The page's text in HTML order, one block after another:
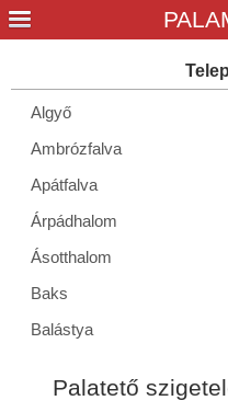
Algyő
Ambrózfalva
Apátfalva
Árpádhalom
Ásotthalom
Baks
Balástya
Csanádalberti
Palatető